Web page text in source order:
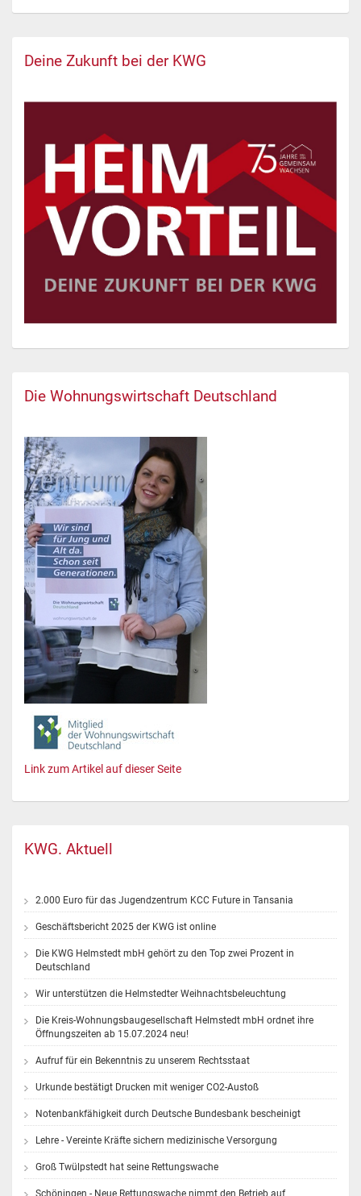
Deine Zukunft bei der KWG
Die Wohnungswirtschaft Deutschland
Link zum Artikel auf dieser Seite
KWG. Aktuell
2.000 Euro für das Jugendzentrum KCC Future in Tansania
Geschäftsbericht 2025 der KWG ist online
Die KWG Helmstedt mbH gehört zu den Top zwei Prozent in
Deutschland
Wir unterstützen die Helmstedter Weihnachtsbeleuchtung
Die Kreis-Wohnungsbaugesellschaft Helmstedt mbH ordnet ihre
Öffnungszeiten ab 15.07.2024 neu!
Aufruf für ein Bekenntnis zu unserem Rechtsstaat
Urkunde bestätigt Drucken mit weniger CO2-Austoß
Notenbankfähigkeit durch Deutsche Bundesbank bescheinigt
Lehre - Vereinte Kräfte sichern medizinische Versorgung
Groß Twülpstedt hat seine Rettungswache